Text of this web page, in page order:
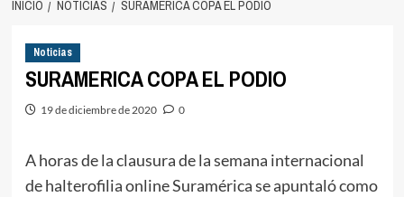
INICIO NOTICIAS SURAMERICA COPA EL PODIO
Noticias
SURAMERICA COPA EL PODIO
19 de diciembre de 2020 0
A horas de la clausura de la semana internacional
de halterofilia online Suramérica se apuntaló como